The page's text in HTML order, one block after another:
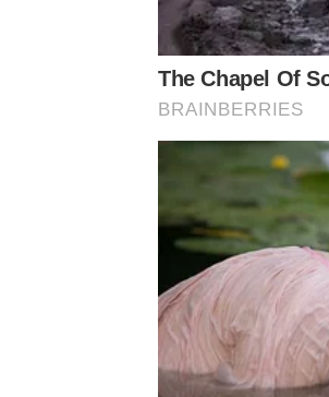
The Chapel Of
BRAINBERRIES